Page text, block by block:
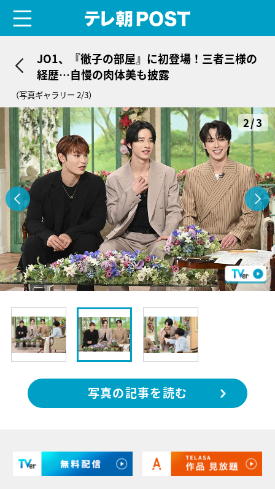
JO1、『徹子の部屋』に初登場！三者三様の
経歴…自慢の肉体美も披露
（写真ギャラリー 2/3）
2/3
写真の記事を読む